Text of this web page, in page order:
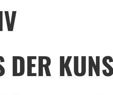
DER